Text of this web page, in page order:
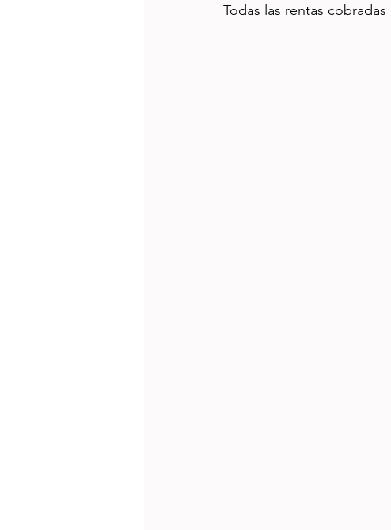
Todas las rentas